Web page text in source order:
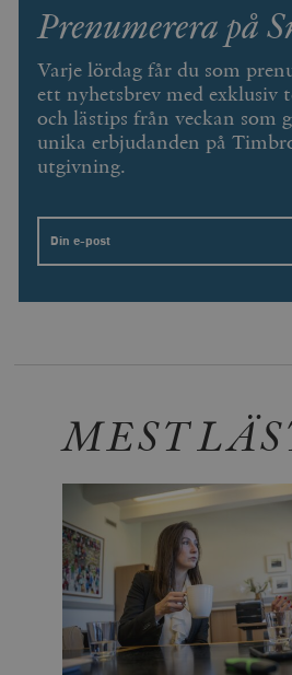
Prenumerera på
Varje lördag får du som
ett nyhetsbrev med exklusiv
och lästips från veckan som
unika erbjudanden på
utgivning.
Email
MEST